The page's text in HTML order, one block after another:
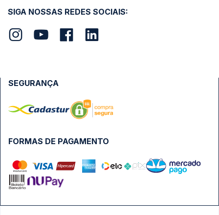
SIGA NOSSAS REDES SOCIAIS:
FORMAS DE PAGAMENTO
SEGURANÇA